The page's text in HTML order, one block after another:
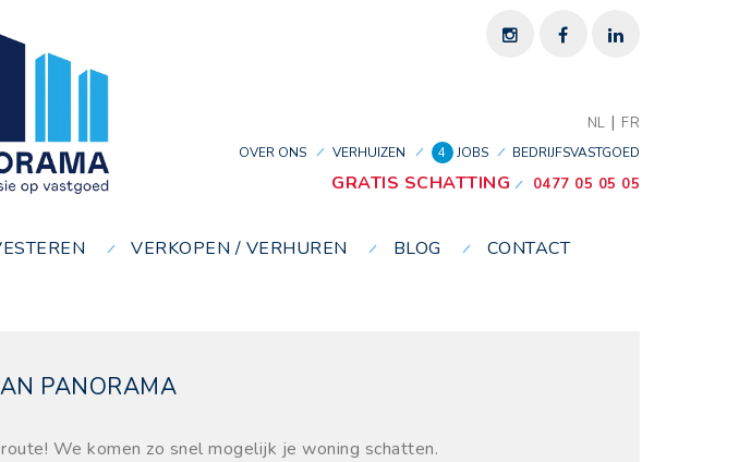
NL | FR
OVER ONS VERHUIZEN 4 JOBS BEDRIJFSVASTGOED
GRATIS SCHATTING 0477 05 05 05
VERKOPEN / VERHUREN BLOG CONTACT
PANORAMA
We komen zo snel mogelijk je woning schatten.